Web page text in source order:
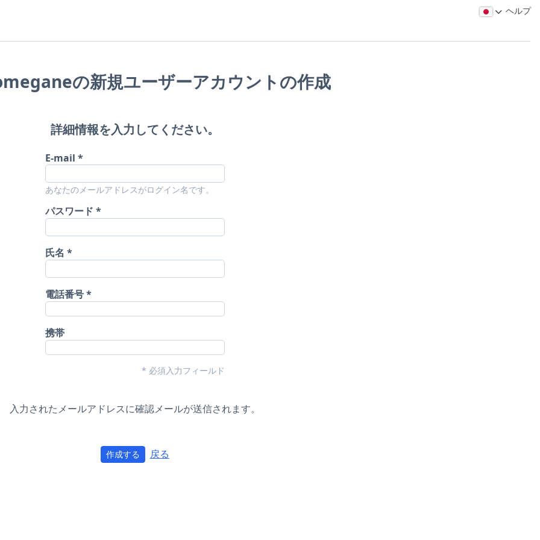
ヘルプ
の新規ユーザーアカウントの作成
詳細情報を入力してください。
E-mail
あなたのメールアドレスがログイン名です。
パスワード
氏名
電話番号
携帯
* 必須入力フィールド
入力されたメールアドレスに確認メールが送信されます。
戻る